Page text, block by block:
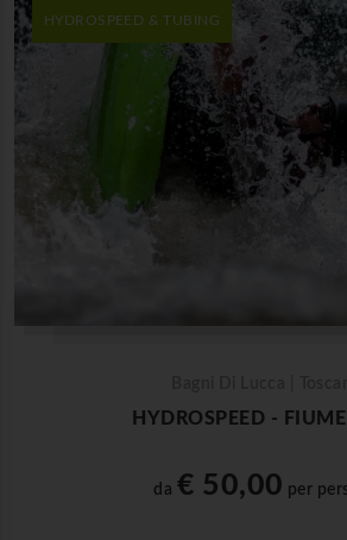
HYDROSPEED & TUBING
HYDROSPEED -
da € 50,00 per